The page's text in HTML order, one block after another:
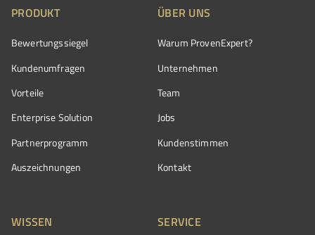
PRODUKT
Bewertungssiegel
Kundenumfragen
Vorteile
Enterprise Solution
Partnerprogramm
Auszeichnungen
ÜBER UNS
Warum ProvenExpert?
Unternehmen
Team
Jobs
Kundenstimmen
Kontakt
WISSEN SERVICE